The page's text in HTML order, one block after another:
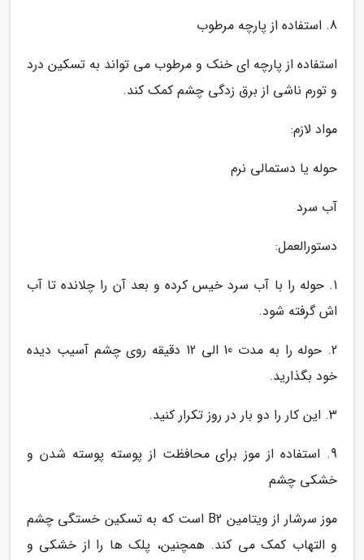
8. استفاده از پارچه مرطوب
استفاده از پارچه ای خنک و مرطوب می تواند به تسکین درد
و تورم ناشی از برق زدگی چشم کمک کند.
مواد لازم:
حوله یا دستمالی نرم
آب سرد
دستورالعمل:
1. حوله را با آب سرد خیس کرده و بعد آن را چلانده تا آب
اش گرفته شود.
2. حوله را به مدت 10 الی 12 دقیقه روی چشم آسیب دیده
خود بگذارید.
3. این کار را دو بار در روز تکرار کنید.
9. استفاده از موز برای محافظت از پوسته پوسته شدن و
خشکی چشم
موز سرشار از ویتامین B2 است که به تسکین خستگی چشم
و التهاب کمک می کند. همچنین، پلک ها را از خشکی و